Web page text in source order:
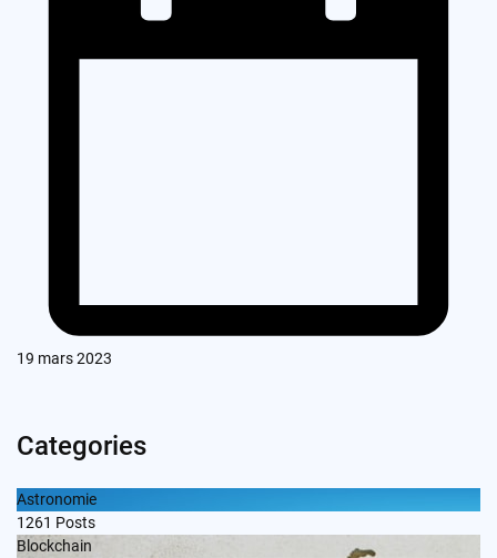
19 mars 2023
Categories
Astronomie
1261 Posts
Blockchain